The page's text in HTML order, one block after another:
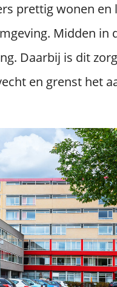
prettig wonen en
Midden in
Daarbij is dit
en grenst het